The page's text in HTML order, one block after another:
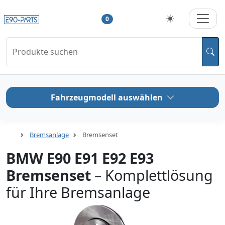
0
Produkte suchen
Fahrzeugmodell auswählen
Bremsanlage Bremsenset
BMW E90 E91 E92 E93
Bremsenset – Komplettlösung
für Ihre Bremsanlage